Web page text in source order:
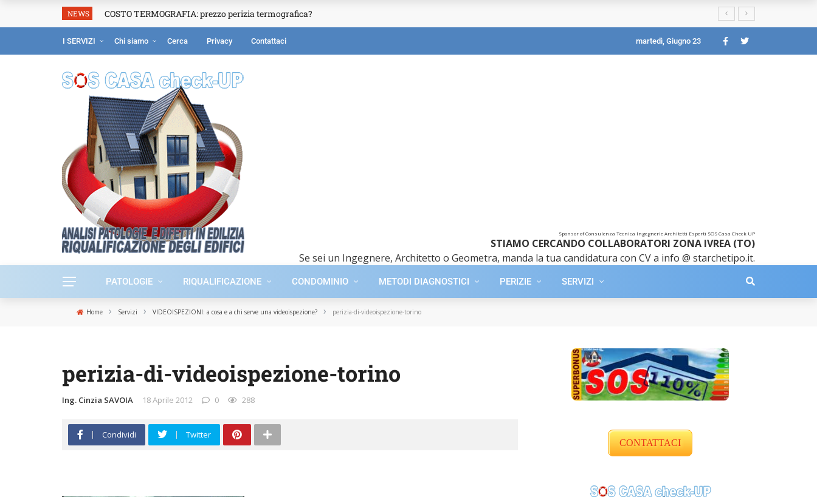
NEWS COSTO TERMOGRAFIA: prezzo perizia termografica?
I SERVIZI Chi siamo Cerca Privacy Contattaci martedì, Giugno 23
Sponsor of Consulenza Tecnica Ingegnerie Architetti Esperti SOS Casa Check UP
STIAMO CERCANDO COLLABORATORI ZONA IVREA (TO)
Se sei un Ingegnere, Architetto o Geometra, manda la tua candidatura con CV a info @ starchetipo.it.
PATOLOGIE RIQUALIFICAZIONE CONDOMINIO METODI DIAGNOSTICI PERIZIE SERVIZI
Home › Servizi › VIDEOISPEZIONI: a cosa e a chi serve una videoispezione? › perizia-di-videoispezione-torino
perizia-di-videoispezione-torino
Ing. Cinzia SAVOIA 18 Aprile 2012 0 288
Condividi Twitter
CONTATTACI